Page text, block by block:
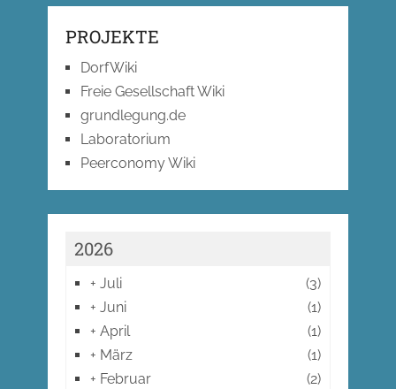
PROJEKTE
DorfWiki
Freie Gesellschaft Wiki
grundlegung.de
Laboratorium
Peerconomy Wiki
2026
+ Juli
(3)
+ Juni
(1)
+ April
(1)
+ März
(1)
+ Februar
(2)